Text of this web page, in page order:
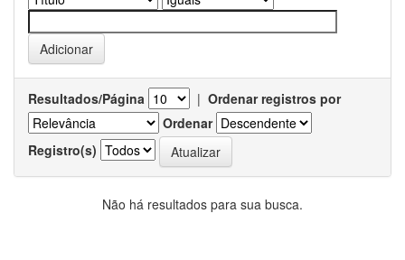
Resultados/Página | Ordenar registros por
Ordenar
Registro(s)
Não há resultados para sua busca.